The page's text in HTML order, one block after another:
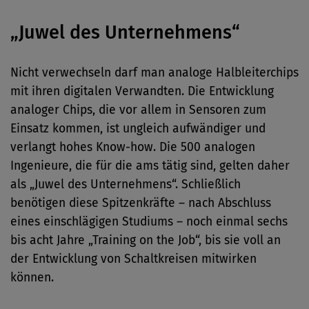
„Juwel des Unternehmens“
Nicht verwechseln darf man analoge Halbleiterchips
mit ihren digitalen Verwandten. Die Entwicklung
analoger Chips, die vor allem in Sensoren zum
Einsatz kommen, ist ungleich aufwändiger und
verlangt hohes Know-how. Die 500 analogen
Ingenieure, die für die ams tätig sind, gelten daher
als „Juwel des Unternehmens“. Schließlich
benötigen diese Spitzenkräfte – nach Abschluss
eines einschlägigen Studiums – noch einmal sechs
bis acht Jahre „Training on the Job“, bis sie voll an
der Entwicklung von Schaltkreisen mitwirken
können.